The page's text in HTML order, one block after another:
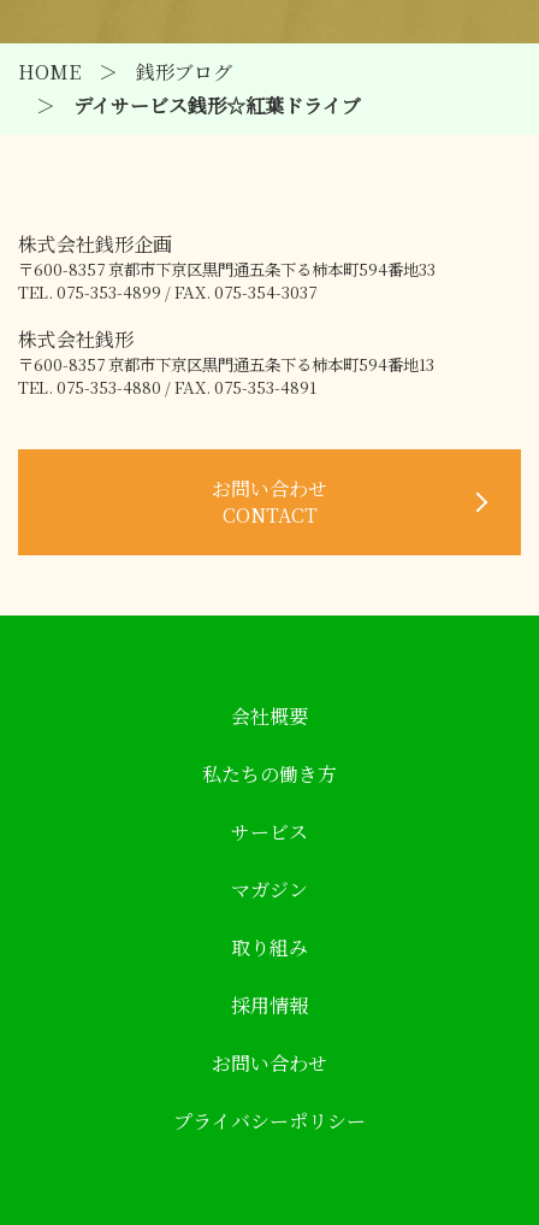
HOME
銭形ブログ
デイサービス銭形☆紅葉ドライブ
株式会社銭形企画
〒600-8357京都市下京区黒門通五条下る柿本町594番地33
TEL. 075-353-4899 / FAX. 075-354-3037
株式会社銭形
〒600-8357京都市下京区黒門通五条下る柿本町594番地13
TEL. 075-353-4880 / FAX. 075-353-4891
お問い合わせ
CONTACT
会社概要
私たちの働き方
サービス
マガジン
取り組み
採用情報
お問い合わせ
プライバシーポリシー